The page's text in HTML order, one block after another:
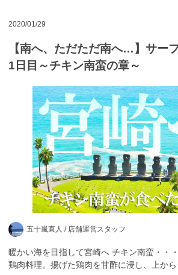
2020/01/29
【南へ、ただただ南へ…】サー
1日目～チキン南蛮の章～
五十嵐直人 / 店舗運営スタッフ
暖かい海を目指して宮崎へ チキン南蛮・・
鶏肉料理。揚げた鶏肉を甘酢に浸し、上か